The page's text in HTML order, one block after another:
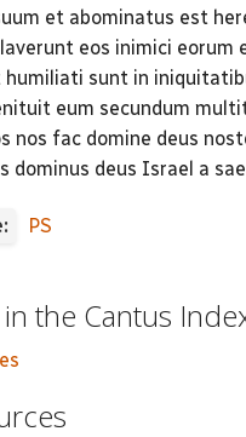
et abominatus est
eos inimici
humiliati sunt in
eum secundum
nos fac domine deus
dominus deus Israel a
PS
the Cantus